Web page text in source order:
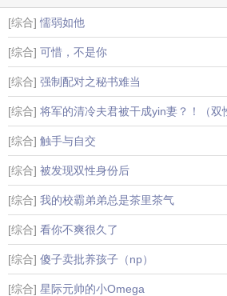
[综合] 懦弱如他
[综合] 可惜，不是你
[综合] 强制配对之秘书难当
[综合] 将军的清冷夫君被干成yin妻？！（双
[综合] 触手与自交
[综合] 被发现双性身份后
[综合] 我的校霸弟弟总是茶里茶气
[综合] 看你不爽很久了
[综合] 傻子卖批养孩子（np）
[综合] 星际元帅的小Omega